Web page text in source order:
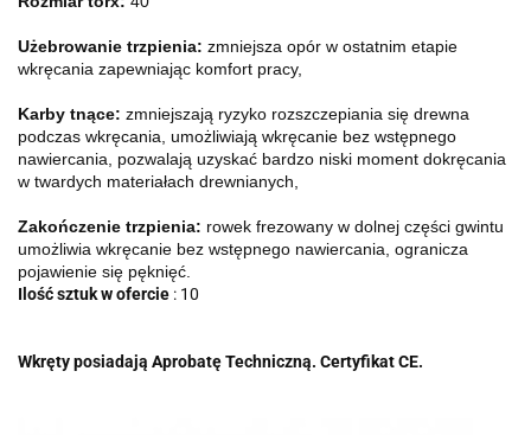
Użebrowanie trzpienia: zmniejsza opór w ostatnim etapie
wkręcania zapewniając komfort pracy,
Karby tnące: zmniejszają ryzyko rozszczepiania się drewna
podczas wkręcania, umożliwiają wkręcanie bez wstępnego
nawiercania, pozwalają uzyskać bardzo niski moment dokręcania
w twardych materiałach drewnianych,
Zakończenie trzpienia: rowek frezowany w dolnej części gwintu
umożliwia wkręcanie bez wstępnego nawiercania, ogranicza
pojawienie się pęknięć.
Ilość sztuk w ofercie : 10
Wkręty posiadają Aprobatę Techniczną. Certyfikat CE.